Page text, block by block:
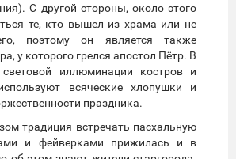
С другой стороны, около этого
те, кто вышел из храма или не
поэтому он является также
у которого грелся апостол Пётр. В
иллюминации костров и
всяческие хлопушки и
праздника.
традиция встречать пасхальную
и фейверками прижилась и в